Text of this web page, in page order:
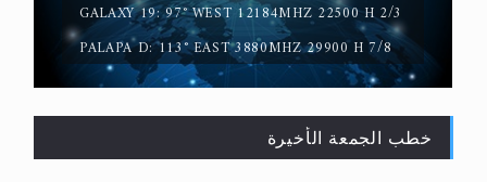
GALAXY 19: 97° WEST 12184MHZ 22500 H 2/3
PALAPA D: 113° EAST 3880MHZ 29900 H 7/8
خطب الجمعة الأخيرة